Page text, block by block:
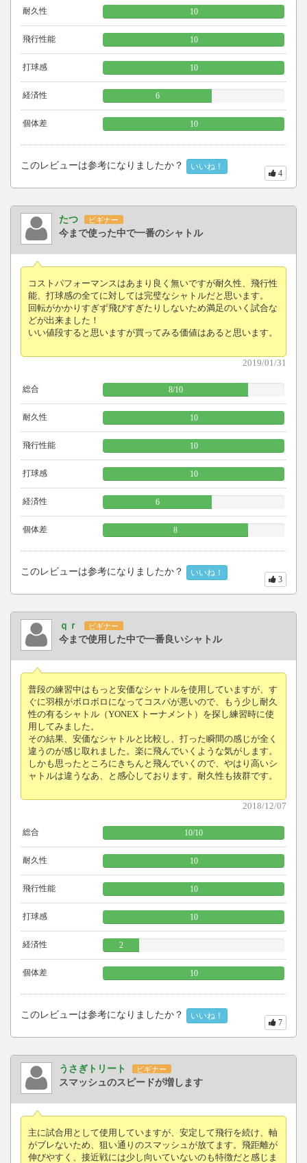
耐久性 10
飛行性能 10
打球感 10
経済性 6
個体差 10
このレビューは参考になりましたか？ いいね！
4
たつ ビギナー
今まで使った中で一番のシャトル
コストパフォーマンスはあまり良く無いですが耐久性、飛行性
能、打球感の全てに対しては完璧なシャトルだと思います。
回転がかかりすぎず飛びすぎたりしないため満足のいく試合な
どが出来ました！
いい値段すると思いますが買ってみる価値はあると思います。
2019/01/31
総合 8/10
耐久性 10
飛行性能 10
打球感 10
経済性 6
個体差 8
このレビューは参考になりましたか？ いいね！
3
ｑｒ ビギナー
今まで使用した中で一番良いシャトル
普段の練習中はもっと安価なシャトルを使用していますが、す
ぐに羽根がボロボロになってコスパが悪いので、もう少し耐久
性の有るシャトル（YONEX トーナメント）を探し練習時に使
用してみました。
その結果、安価なシャトルと比較し、打った瞬間の感じが全く
違うのが感じ取れました。楽に飛んでいくような気がします。
しかも思ったところにきちんと飛んでいくので、やはり高いシ
ャトルは違うなあ、と感心しております。耐久性も抜群です。
2018/12/07
総合 10/10
耐久性 10
飛行性能 10
打球感 10
経済性 2
個体差 10
このレビューは参考になりましたか？ いいね！
7
うさぎトリート ビギナー
スマッシュのスピードが増します
主に試合用として使用していますが、安定して飛行を続け、軸
がブレないため、狙い通りのスマッシュが放てます。飛距離が
伸びやすく、接近戦には少し向いていないのも特徴だと感じま